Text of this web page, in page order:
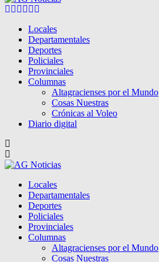
Facebook
Twitter
Instagram
Pinterest
Google
Locales
Departamentales
Deportes
Policiales
Provinciales
Columnas
Altagracienses por el Mundo
Cosas Nuestras
Crónicas al Voleo
Diario digital
Locales
Departamentales
Deportes
Policiales
Provinciales
Columnas
Altagracienses por el Mundo
Cosas Nuestras